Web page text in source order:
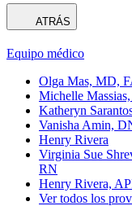
ATRÁS
Equipo médico
Olga Mas, MD,
Michelle
Katheryn
Vanisha Amin,
Henry Rivera
Virginia Sue
RN
Henry Rivera,
Ver todos los